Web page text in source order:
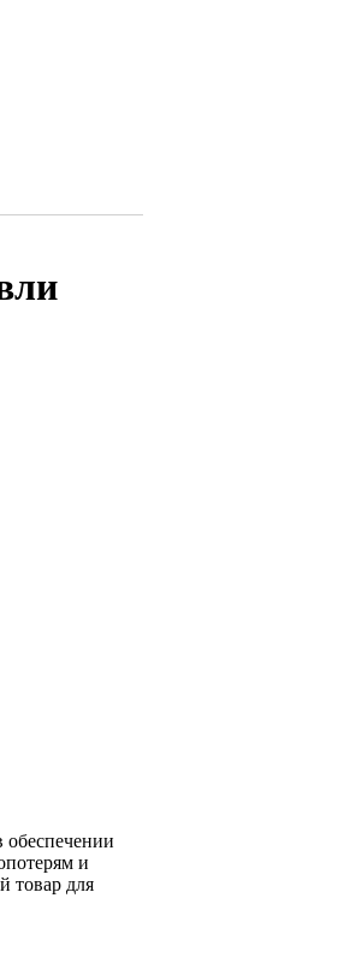
обеспечении
и
товар для